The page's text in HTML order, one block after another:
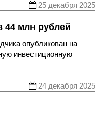
25 декабря 2025
44 млн рублей
опубликован на
инвестиционную
24 декабря 2025